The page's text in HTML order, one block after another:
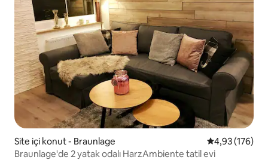
Site içi konut - Braunlage 5 üzerinden
4,93 (176)
Braunlage'de 2 yatak odalı HarzAmbiente tatil evi